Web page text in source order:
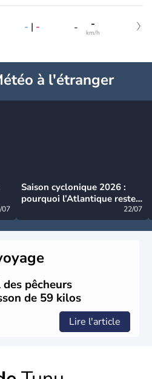
- | - - -
km/h
à l'étranger
07
Saison cyclonique 2026 :
pourquoi l’Atlantique reste
22/07
pêcheurs
de 59 kilos
Lire l'article